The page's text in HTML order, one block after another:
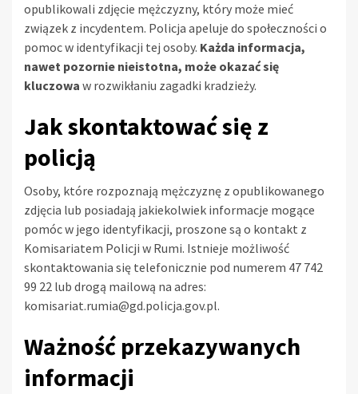
opublikowali zdjęcie mężczyzny, który może mieć
związek z incydentem. Policja apeluje do społeczności o
pomoc w identyfikacji tej osoby. Każda informacja,
nawet pozornie nieistotna, może okazać się
kluczowa w rozwikłaniu zagadki kradzieży.
Jak skontaktować się z
policją
Osoby, które rozpoznają mężczyznę z opublikowanego
zdjęcia lub posiadają jakiekolwiek informacje mogące
pomóc w jego identyfikacji, proszone są o kontakt z
Komisariatem Policji w Rumi. Istnieje możliwość
skontaktowania się telefonicznie pod numerem 47 742
99 22 lub drogą mailową na adres:
komisariat.rumia@gd.policja.gov.pl.
Ważność przekazywanych
informacji